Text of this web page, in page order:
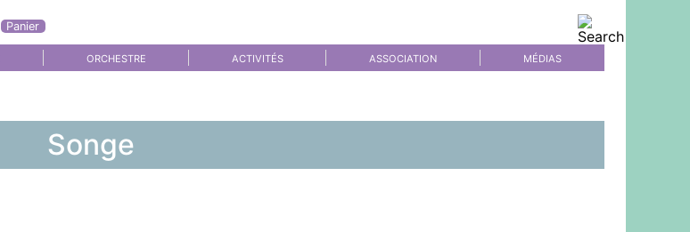
Panier
ORCHESTRE ACTIVITÉS ASSOCIATION MÉDIAS
Songe